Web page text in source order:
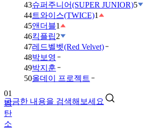
43슈퍼주니어(SUPER JUNIOR)5
44트와이스(TWICE)1
45앤더블1
46킥플립2
47레드벨벳(Red Velvet)
48박보영
49박지훈
50올데이 프로젝트
궁금한 내용을 검색해보세요
탄
소
년
단